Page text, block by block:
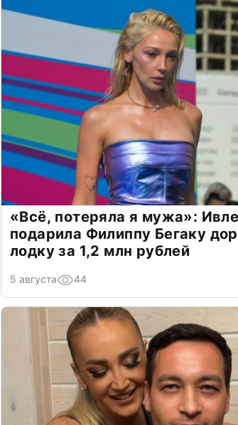
«Всё, потеряла я мужа»:
подарила Филиппу Бегаку
лодку за 1,2 млн рублей
5 августа 44